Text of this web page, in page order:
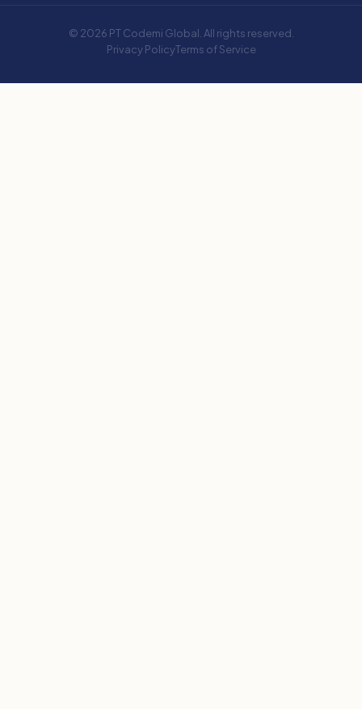
© 2026 PT Codemi Global. All rights reserved.
Privacy PolicyTerms of Service